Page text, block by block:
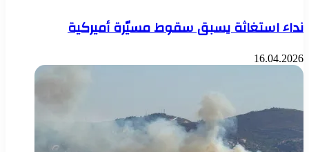
نداء استغاثة يسبق سقوط مسيّرة أميركية
16.04.2026